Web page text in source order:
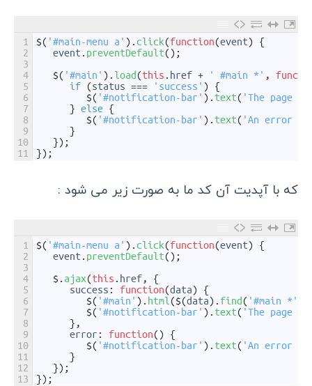
1
2
3
4
5
6
7
8
9
10
11
$( '#main-menu a' ) .click(function(event)
{
event . preventDefault( ) ;
$( '#main' ) . load(this . href + ' #main *' ,
if (status === 'success' )
{
$( '#notification-bar' ) . text( 'The page
} else {
$( '#notification-bar' ) . text( 'An error
}
}) ;
}) ;
که با آپدیت آن کد ما به صورت زیر می شود :
1
2
3
4
5
6
7
8
9
10
11
12
13
$( '#main-menu a' ) .click(function(event)
{
event . preventDefault( ) ;
$ . ajax(this . href,
{
success : function(data)
{
$( '#main' ) . html($(data) . find( '#main *'
$( '#notification-bar' ) . text( 'The page
} ,
error : function( )
{
$( '#notification-bar' ) . text( 'An error
}
}) ;
}) ;